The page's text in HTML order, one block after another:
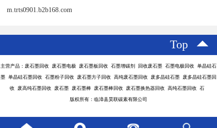
m.trts0901.b2b168.com
Top
主营产品：废石墨回收 废石墨电极 废石墨板回收 石墨增碳剂 回收废石墨 石墨电极回收 单晶硅石
墨 单晶硅石墨回收 石墨粉子回收 废石墨方子回收 高纯废石墨回收 废多晶硅石墨 废多晶硅石墨回
收 废高纯石墨回收 废石墨 废石墨棒 废石墨棒回收 废石墨换热器回收 高纯石墨回收 石
版权所有：临漳县昊联碳素有限公司